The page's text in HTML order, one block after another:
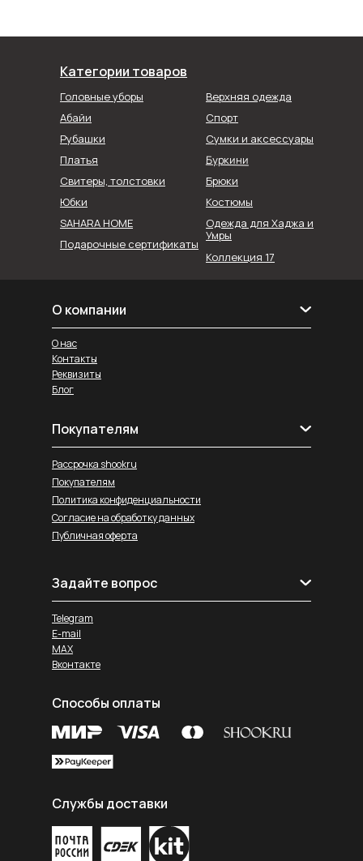
Категории товаров
Головные уборы
Абайи
Рубашки
Коллекция 17
Спорт
Верхняя одежда
Сумки и аксессуары
Юбки
Брюки
SAHARA HOME
Платья
Свитеры, толстовки
Буркини
Костюмы
Подарочные сертификаты
Одежда для Хаджа и
Умры
О компании
Реквизиты
Блог
О нас
Контакты
Покупателям
Рассрочка shookru
Покупателям
Политика конфиденциальности
Согласие на обработку данных
Публичная оферта
Задайте вопрос
Telegram
E-mail
MAX
Вконтакте
Службы доставки
Способы оплаты